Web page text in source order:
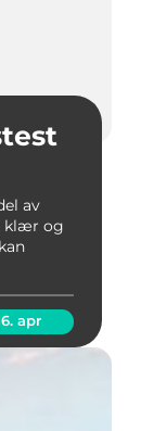
av
klær og
apr